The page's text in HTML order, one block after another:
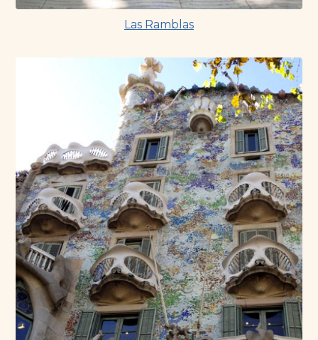
Las Ramblas